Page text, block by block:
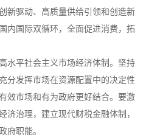
新驱动、高质量供给引领和创造新
内国际双循环，全面促进消费，拓
水平社会主义市场经济体制。坚持
分发挥市场在资源配置中的决定性
效市场和有为政府更好结合。要激
济治理，建立现代财税金融体制，
府职能。